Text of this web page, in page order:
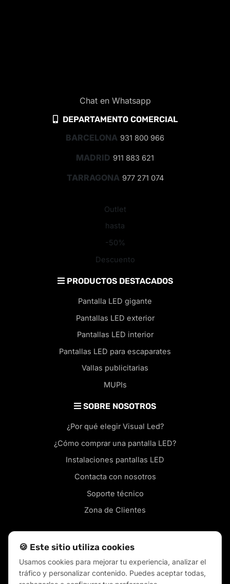
Chat en Whatsapp
DEPARTAMENTO COMERCIAL
BARCELONA 931 800 966
MADRID 911 883 621
TARRAGONA 977 271 074
Outlet
hasta
-50%
Descuento
PRODUCTOS DESTACADOS
Pantalla LED gigante
Pantallas LED exterior
Pantallas LED interior
Pantallas LED para escaparates
Vallas publicitarias
MUPIs
SOBRE NOSOTROS
¿Por qué elegir Visual Led?
¿Cómo comprar una pantalla LED?
Instalaciones pantallas LED
Contacta con nosotros
Soporte técnico
Zona de Clientes
Pantallas led en tu ciudad
🍪 Este sitio utiliza cookies
Usamos cookies para mejorar tu experiencia, analizar el
tráfico y personalizar contenido. Puedes aceptar todas,